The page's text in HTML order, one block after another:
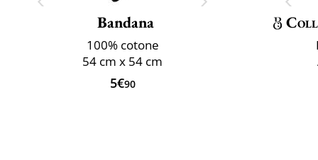
Bandana
100% cotone
54 cm x 54 cm
5€90